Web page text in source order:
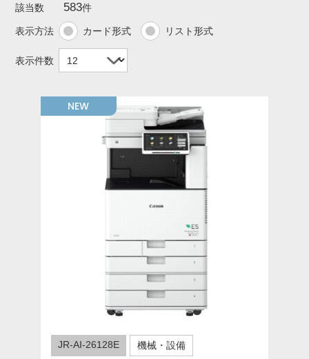
該当数 583件
表示方法 カード形式 リスト形式
表示件数
NEW
JR-AI-26128E 機械・設備